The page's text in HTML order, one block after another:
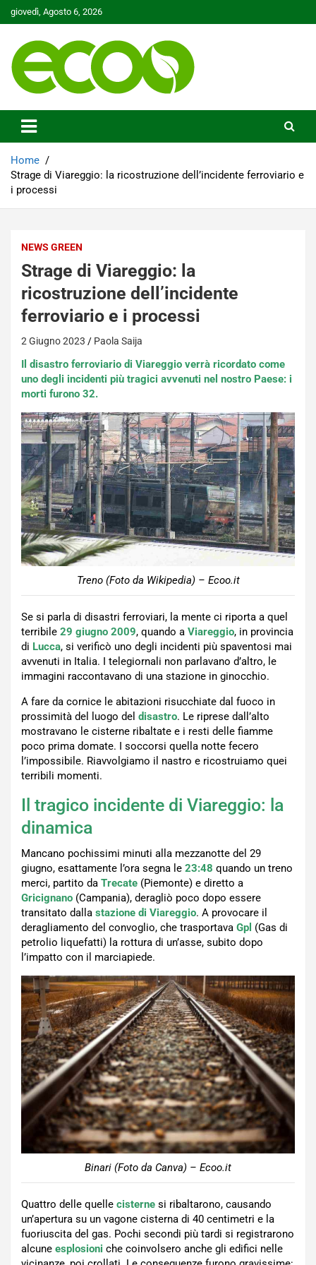
Skip
to
giovedì, Agosto 6, 2026
Ecoo.it
Home
Strage di Viareggio: la ricostruzione dell’incidente ferroviario e
i processi
NEWS GREEN
Strage di Viareggio: la
ricostruzione dell’incidente
ferroviario e i processi
2 Giugno 2023 Paola Saija
Il disastro ferroviario di Viareggio verrà ricordato come
uno degli incidenti più tragici avvenuti nel nostro Paese: i
morti furono 32.
Treno (Foto da Wikipedia) – Ecoo.it
Se si parla di disastri ferroviari, la mente ci riporta a quel
terribile 29 giugno 2009, quando a Viareggio, in provincia
di Lucca, si verificò uno degli incidenti più spaventosi mai
avvenuti in Italia. I telegiornali non parlavano d’altro, le
immagini raccontavano di una stazione in ginocchio.
A fare da cornice le abitazioni risucchiate dal fuoco in
prossimità del luogo del disastro. Le riprese dall’alto
mostravano le cisterne ribaltate e i resti delle fiamme
poco prima domate. I soccorsi quella notte fecero
l’impossibile. Riavvolgiamo il nastro e ricostruiamo quei
terribili momenti.
Il tragico incidente di Viareggio: la
dinamica
Mancano pochissimi minuti alla mezzanotte del 29
giugno, esattamente l’ora segna le 23:48 quando un treno
merci, partito da Trecate (Piemonte) e diretto a
Gricignano (Campania), deragliò poco dopo essere
transitato dalla stazione di Viareggio. A provocare il
deragliamento del convoglio, che trasportava Gpl (Gas di
petrolio liquefatti) la rottura di un’asse, subito dopo
l’impatto con il marciapiede.
Binari (Foto da Canva) – Ecoo.it
Quattro delle quelle cisterne si ribaltarono, causando
un’apertura su un vagone cisterna di 40 centimetri e la
fuoriuscita del gas. Pochi secondi più tardi si registrarono
alcune esplosioni che coinvolsero anche gli edifici nelle